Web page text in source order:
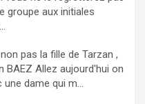
groupe aux initiales
pas la fille de Tarzan ,
BAEZ Allez aujourd'hui on
dame qui m...